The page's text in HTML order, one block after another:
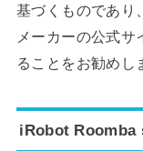
基づくものであり
メーカーの公式
ることをお勧めし
iRobot Roomba